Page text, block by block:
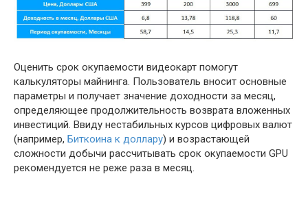
Оценить срок окупаемости видеокарт помогут
калькуляторы майнинга. Пользователь вносит основные
параметры и получает значение доходности за месяц,
определяющее продолжительность возврата вложенных
инвестиций. Ввиду нестабильных курсов цифровых валют
(например, Биткоина к доллару) и возрастающей
сложности добычи рассчитывать срок окупаемости GPU
рекомендуется не реже раза в месяц.